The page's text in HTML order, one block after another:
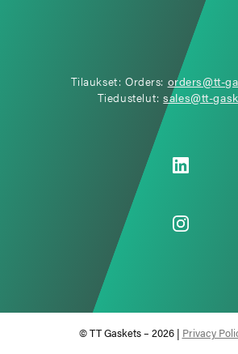
Tilaukset: Orders: orders@tt-
Tiedustelut:sales@tt-
© TT Gaskets – 2026 | Privacy